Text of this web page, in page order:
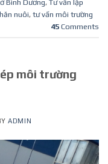
Bình Dương, Tư vấn lập
nuôi, tư vấn môi trường
45 Comments
môi trường
ADMIN